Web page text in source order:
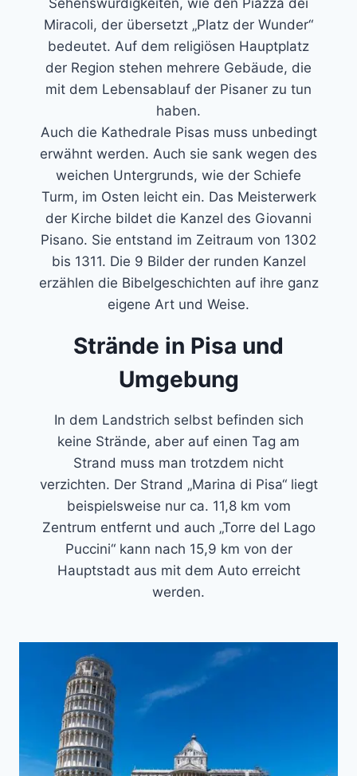
Sehenswürdigkeiten, wie den Piazza dei
Miracoli, der übersetzt „Platz der Wunder“
bedeutet. Auf dem religiösen Hauptplatz
der Region stehen mehrere Gebäude, die
mit dem Lebensablauf der Pisaner zu tun
haben.
Auch die Kathedrale Pisas muss unbedingt
erwähnt werden. Auch sie sank wegen des
weichen Untergrunds, wie der Schiefe
Turm, im Osten leicht ein. Das Meisterwerk
der Kirche bildet die Kanzel des Giovanni
Pisano. Sie entstand im Zeitraum von 1302
bis 1311. Die 9 Bilder der runden Kanzel
erzählen die Bibelgeschichten auf ihre ganz
eigene Art und Weise.
Strände in Pisa und
Umgebung
In dem Landstrich selbst befinden sich
keine Strände, aber auf einen Tag am
Strand muss man trotzdem nicht
verzichten. Der Strand „Marina di Pisa“ liegt
beispielsweise nur ca. 11,8 km vom
Zentrum entfernt und auch „Torre del Lago
Puccini“ kann nach 15,9 km von der
Hauptstadt aus mit dem Auto erreicht
werden.